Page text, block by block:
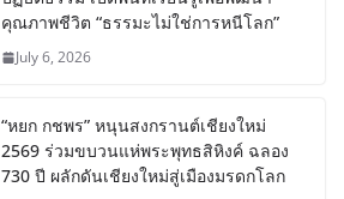
คุณภาพชีวิต “ธรรมะไม่ใช่การหนีโลก”
July 6, 2026
“หยก กชพร” หนุนสงกรานต์เชียงใหม่
2569 ร่วมขบวนแห่พระพุทธสิหิงค์ ฉลอง
730 ปี ผลักดันเชียงใหม่สู่เมืองมรดกโลก